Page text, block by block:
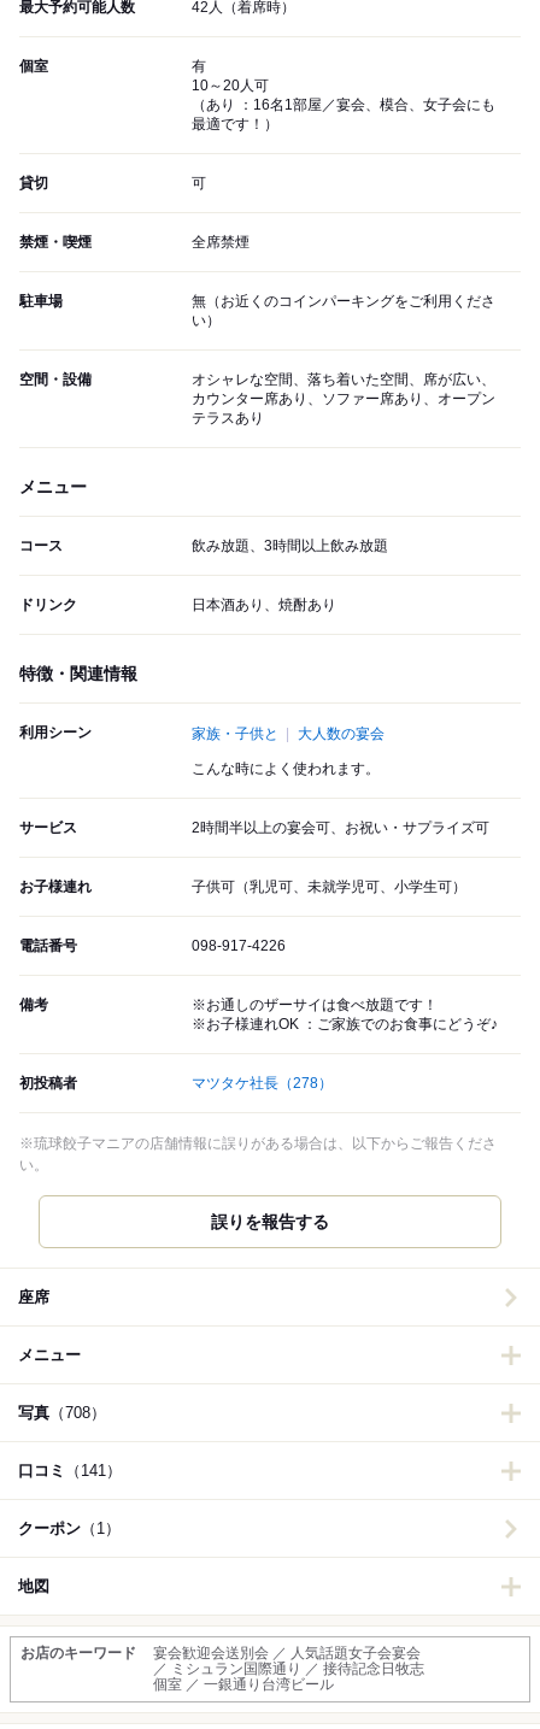
最大予約可能人数 42人（着席時）
個室
有
10～20人可
（あり ：16名1部屋／宴会、模合、女子会にも
最適です！）
貸切 可
禁煙・喫煙 全席禁煙
駐車場
無（お近くのコインパーキングをご利用くださ
い）
空間・設備
オシャレな空間、落ち着いた空間、席が広い、
カウンター席あり、ソファー席あり、オープン
テラスあり
メニュー
コース 飲み放題、3時間以上飲み放題
ドリンク 日本酒あり、焼酎あり
特徴・関連情報
利用シーン 家族・子供と 大人数の宴会
こんな時によく使われます。
サービス 2時間半以上の宴会可、お祝い・サプライズ可
お子様連れ 子供可（乳児可、未就学児可、小学生可）
電話番号 098-917-4226
備考
※お通しのザーサイは食べ放題です！
※お子様連れOK ：ご家族でのお食事にどうぞ♪
初投稿者 マツタケ社長 （278）
※琉球餃子マニアの店舗情報に誤りがある場合は、以下からご報告くださ
い。
誤りを報告する
座席
メニュー
写真 （708）
口コミ （141）
クーポン （1）
地図
お店のキーワード
宴会歓迎会送別会 ／ 人気話題女子会宴会
／ ミシュラン国際通り ／ 接待記念日牧志
個室 ／ 一銀通り台湾ビール